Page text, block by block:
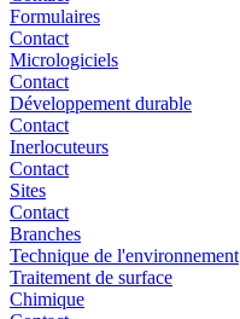
Formulaires
Contact
Micrologiciels
Contact
Développement durable
Contact
Inerlocuteurs
Contact
Sites
Contact
Branches
Technique de l'environnement
Traitement de surface
Chimique